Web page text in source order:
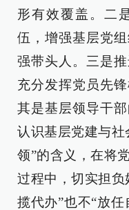
形有效覆盖。二
伍，增强基层党
强带头人。三是
充分发挥党员先
其是基层领导干
认识基层党建与社
领”的含义，在将
过程中，切实担负
揽代办”也不“放任